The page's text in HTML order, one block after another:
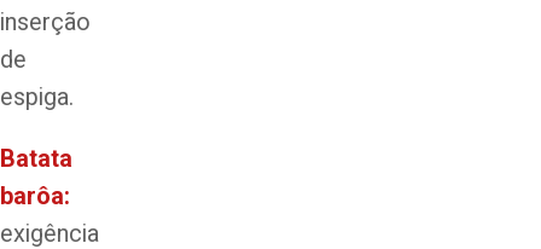
inserção
de
espiga.
Batata
barôa:
exigência